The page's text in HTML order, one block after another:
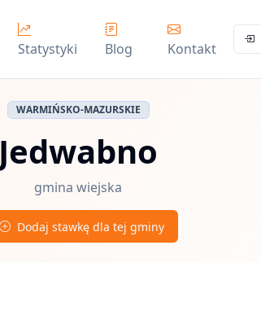
Statystyki Blog Kontakt
WARMIŃSKO-MAZURSKIE
Jedwabno
gmina wiejska
Dodaj stawkę dla tej gminy